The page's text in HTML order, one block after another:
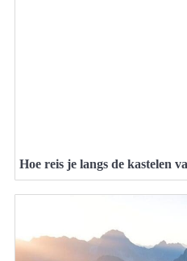
Hoe reis je langs de kastelen